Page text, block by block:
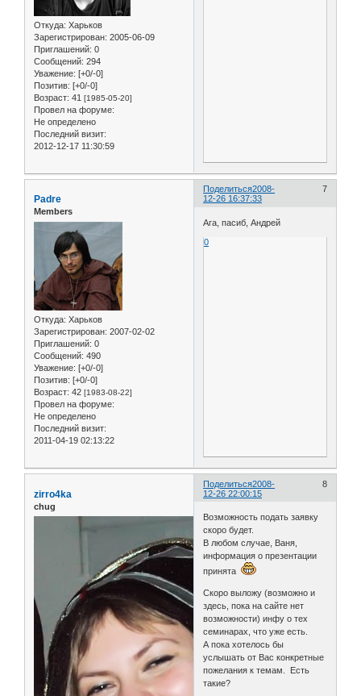
Откуда: Харьков
Зарегистрирован: 2005-06-09
Приглашений: 0
Сообщений: 294
Уважение: [+0/-0]
Позитив: [+0/-0]
Возраст: 41 [1985-05-20]
Провел на форуме:
Не определено
Последний визит:
2012-12-17 11:30:59
Поделиться 7
2008-
12-26 16:37:33
Padre
Members
Откуда: Харьков
Зарегистрирован: 2007-02-02
Приглашений: 0
Сообщений: 490
Уважение: [+0/-0]
Позитив: [+0/-0]
Возраст: 42 [1983-08-22]
Провел на форуме:
Не определено
Последний визит:
2011-04-19 02:13:22
Ага, пасиб, Андрей
0
Поделиться 8
2008-
12-26 22:00:15
zirro4ka
chug
Возможность подать заявку
скоро будет.
В любом случае, Ваня,
информация о презентации
принята
Скоро выложу (возможно и
здесь, пока на сайте нет
возможности) инфу о тех
семинарах, что уже есть.
А пока хотелось бы
услышать от Вас конкретные
пожелания к темам. Есть
такие?